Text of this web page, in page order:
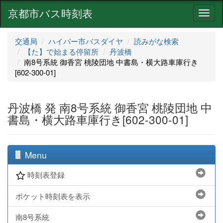
ナ
ビ
京都市バス時刻表
交通局 ハイパー市バスダイヤ
読みがな検索
【た】で始まる停留所
丹波橋
南8号系統 御香宮 桃陵団地 中書島・横大路車庫行き
[602-300-01]
丹波橋 発 南8号系統 御香宮 桃陵団地 中
書島・横大路車庫行き[602-300-01]
Menu
時刻表登録
ポケット時刻表を表示
南8号系統